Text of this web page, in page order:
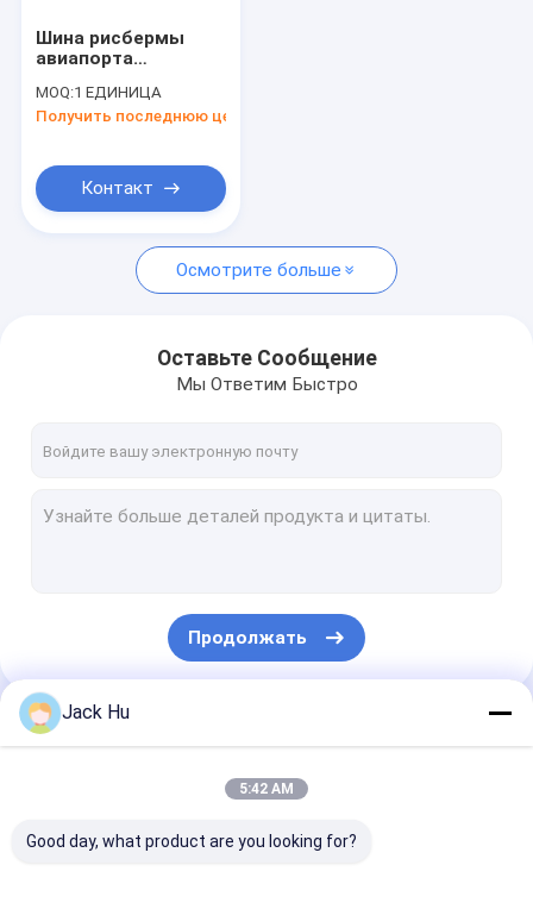
Шина рисбермы
авиапорта
ходов, кареты
международного
MOQ:1 ЕДИНИЦА
Получить последнюю цену
Контакт
Осмотрите больше
Оставьте Сообщение
Мы Ответим Быстро
Продолжать
Наши Категории
Jack Hu
5:42 AM
Good day, what product are you looking for?